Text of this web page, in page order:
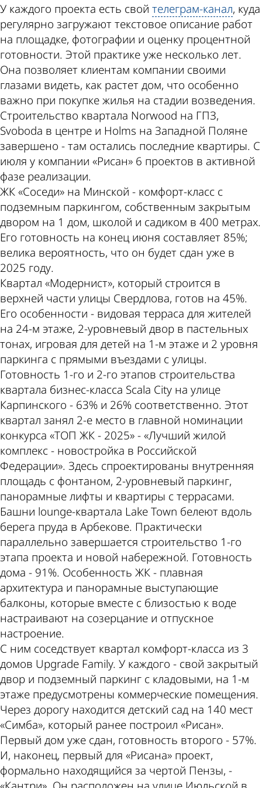
У каждого проекта есть свой телеграм-канал, куда
регулярно загружают текстовое описание работ
на площадке, фотографии и оценку процентной
готовности. Этой практике уже несколько лет.
Она позволяет клиентам компании своими
глазами видеть, как растет дом, что особенно
важно при покупке жилья на стадии возведения.
Строительство квартала Norwood на ГПЗ,
Svoboda в центре и Holms на Западной Поляне
завершено - там остались последние квартиры. С
июля у компании «Рисан» 6 проектов в активной
фазе реализации.
ЖК «Соседи» на Минской - комфорт-класс с
подземным паркингом, собственным закрытым
двором на 1 дом, школой и садиком в 400 метрах.
Его готовность на конец июня составляет 85%;
велика вероятность, что он будет сдан уже в
2025 году.
Квартал «Модернист», который строится в
верхней части улицы Свердлова, готов на 45%.
Его особенности - видовая терраса для жителей
на 24-м этаже, 2-уровневый двор в пастельных
тонах, игровая для детей на 1-м этаже и 2 уровня
паркинга с прямыми въездами с улицы.
Готовность 1-го и 2-го этапов строительства
квартала бизнес-класса Scala City на улице
Карпинского - 63% и 26% соответственно. Этот
квартал занял 2-е место в главной номинации
конкурса «ТОП ЖК - 2025» - «Лучший жилой
комплекс - новостройка в Российской
Федерации». Здесь спроектированы внутренняя
площадь с фонтаном, 2-уровневый паркинг,
панорамные лифты и квартиры с террасами.
Башни lounge-квартала Lake Town белеют вдоль
берега пруда в Арбекове. Практически
параллельно завершается строительство 1-го
этапа проекта и новой набережной. Готовность
дома - 91%. Особенность ЖК - плавная
архитектура и панорамные выступающие
балконы, которые вместе с близостью к воде
настраивают на созерцание и отпускное
настроение.
С ним соседствует квартал комфорт-класса из 3
домов Upgrade Family. У каждого - свой закрытый
двор и подземный паркинг с кладовыми, на 1-м
этаже предусмотрены коммерческие помещения.
Через дорогу находится детский сад на 140 мест
«Симба», который ранее построил «Рисан».
Первый дом уже сдан, готовность второго - 57%.
И, наконец, первый для «Рисана» проект,
формально находящийся за чертой Пензы, -